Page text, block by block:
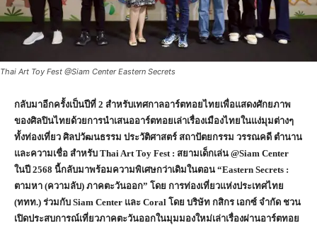
Thai Art Toy Fest @Siam Center Eastern Secrets
กลับมาอีกครั้งเป็นปีที่ 2 สำหรับเทศกาลอาร์ตทอยไทยเพื่อแสดงศักยภาพ
ของศิลปินไทยด้วยการนำเสนออาร์ตทอยเล่าเรื่องเมืองไทยในแง่มุมต่างๆ
ทั้งท่องเที่ยว ศิลปวัฒนธรรม ประวัติศาสตร์ สถาปัตยกรรม วรรณคดี ตำนาน
และความเชื่อ สำหรับ Thai Art Toy Fest : สยามเด็กเล่น @Siam Center
ในปี 2568 นี้กลับมาพร้อมความพิเศษกว่าเดิมในตอน “Eastern Secrets :
ตามหา (ความลับ) ภาคตะวันออก” โดย การท่องเที่ยวแห่งประเทศไทย
(ททท.) ร่วมกับ Siam Center และ Coral โดย บริษัท กสิกร เอกซ์ จำกัด ชวน
เปิดประสบการณ์เที่ยวภาคตะวันออกในมุมมองใหม่เล่าเรื่องผ่านอาร์ตทอย